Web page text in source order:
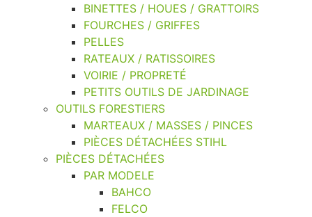
BINETTES / HOUES / GRATTOIRS
FOURCHES / GRIFFES
PELLES
RATEAUX / RATISSOIRES
VOIRIE / PROPRETÉ
PETITS OUTILS DE JARDINAGE
OUTILS FORESTIERS
MARTEAUX / MASSES / PINCES
PIÈCES DÉTACHÉES STIHL
PIÈCES DÉTACHÉES
PAR MODELE
BAHCO
FELCO